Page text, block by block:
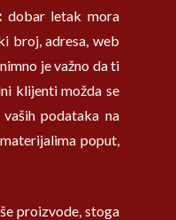
dobar letak mora
broj, adresa, web
je važno da ti
klijenti možda se
podataka na
poput,
proizvode, stoga